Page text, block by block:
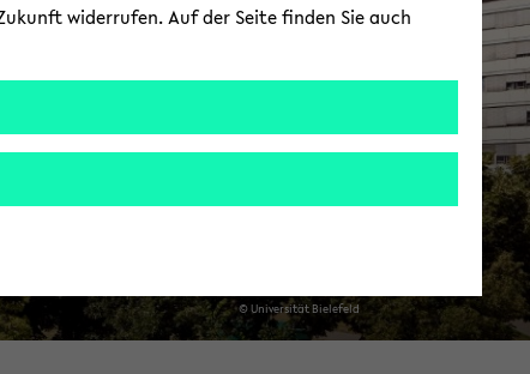
© Uni­ver­si­tät Bie­le­feld
widerrufen. Auf der Seite finden Sie auch